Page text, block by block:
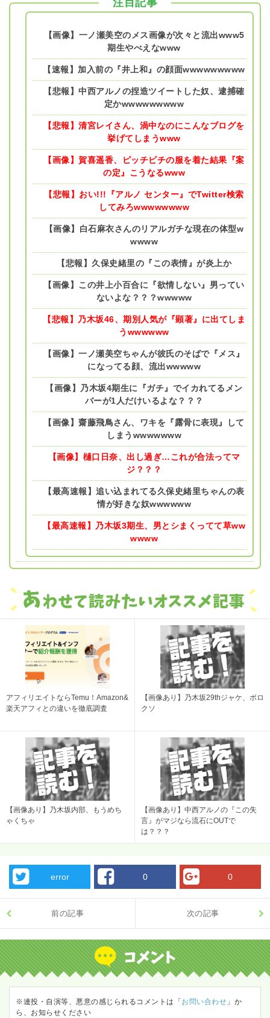
【画像】一ノ瀬美空のメス画像が次々と流出www5
期生やべえなwww
【速報】加入前の『井上和』の顔面wwwwwwwww
【悲報】中西アルノの捏造ツイートした奴、逮捕確
定かwwwwwwwww
【悲報】清宮レイさん、渦中なのにこんなブログを
挙げてしまうwww
【画像】賀喜遥香、ピッチピチの服を着た結果『案
の定』こうなるwww
【悲報】おい!!!『アルノ センター』でTwitter検索
してみろwwwwwwww
【画像】白石麻衣さんのリアルガチな現在の体型w
wwww
【悲報】久保史緒里の『この表情』が炎上か
【画像】この井上小百合に『欲情しない』男ってい
ないよな？？？wwwww
【悲報】乃木坂46、期別人気が『顕著』に出てしま
うwwwwww
【画像】一ノ瀬美空ちゃんが彼氏のそばで『メス』
になってる顔、流出wwwww
【画像】乃木坂4期生に『ガチ』でイカれてるメン
バーが1人だけいるよな？？？
【画像】齋藤飛鳥さん、ワキを『露骨に表現』して
しまうwwwwwww
【画像】樋口日奈、出し過ぎ…これが合法ってマ
ジ？？？
【最高速報】追い込まれてる久保史緒里ちゃんの表
情が好きな奴wwwwww
【最高速報】乃木坂3期生、男とシまくってて草ww
wwww
アフィリエイトならTemu！Amazon&
楽天アフィとの違いを徹底調査
【画像あり】乃木坂29thジャケ、ボロ
クソ
【画像あり】乃木坂内部、もうめち
ゃくちゃ
【画像あり】中西アルノの『この失
言』がマジなら流石にOUTで
は？？？
error 0 0
前の記事 次の記事
※連投・自演等、悪意の感じられるコメントは「 お問い合わせ 」か
ら、お知らせください